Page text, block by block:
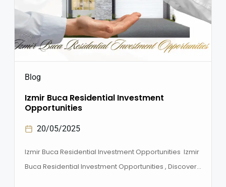
Blog
Izmir Buca Residential Investment
Opportunities
20/05/2025
Izmir Buca Residential Investment Opportunities Izmir
Buca Residential Investment Opportunities , Discover